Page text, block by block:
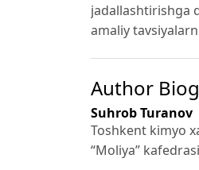
jadallashtirishga
amaliy
Author
Suhrob Turanov
Toshkent kimyo
“Moliya”